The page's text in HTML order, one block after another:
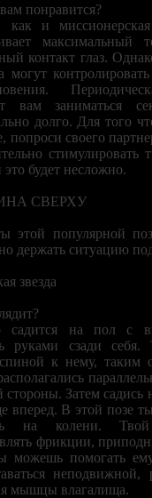
понравится?
и
максимальный
контакт глаз.
могут
вам заниматься
долго. Для того
попроси своего
стимулировать
будет несложно.
СВЕРХУ
этой популярной
держать ситуацию
звезда
садится на пол с
руками сзади
к нему, таким
стороны. Затем садись
вперед. В этой позе
на колени.
фрикции,
можешь помогать
мышцы влагалища.